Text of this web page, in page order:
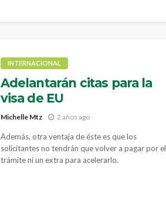
INTERNACIONAL
Adelantarán citas para la
visa de EU
Michelle Mtz 2 años ago
Además, otra ventaja de éste es que los
solicitantes no tendrán que volver a pagar por el
trámite ni un extra para acelerarlo.